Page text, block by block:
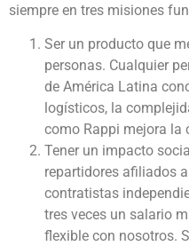
siempre en tres misiones
Ser un producto que
personas. Cualquier
de América Latina
logísticos, la
como Rappi mejora la
Tener un impacto
repartidores afiliados
contratistas
tres veces un salario
flexible con nosotros.